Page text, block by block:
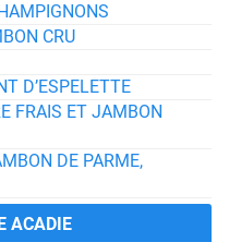
CRU
D’ESPELETTE
FRAIS ET JAMBON
DE PARME,
ACADIE